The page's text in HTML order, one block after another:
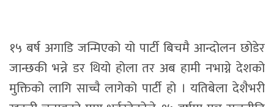
१५ बर्ष अगाडि जन्मिएको यो पार्टी बिचमै आन्दोलन छोडेर
जान्छकी भन्ने डर थियो होला तर अब हामी नभाग्ने देशको
मुक्तिको लागि साच्चै लागेको पार्टी हो । यतिबेला देशैभरी